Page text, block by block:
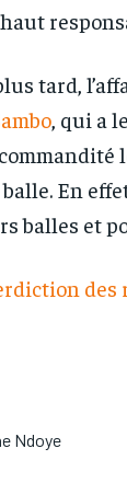
tard,
, qui a
En
balles et
des
Ndoye